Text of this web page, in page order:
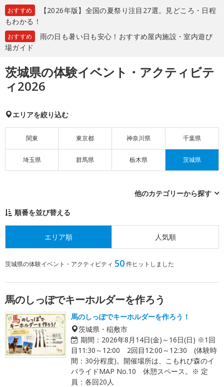
おすすめ
【2026年版】全国の夏祭り注目27選。見どころ・日程
もわかる！
おすすめ
雨の日も暑い日も安心！おすすめ屋内施設・室内遊び
場ガイド
茨城県の体験イベント・アクティビテ
ィ2026
エリアを絞り込む
関東 東京都 神奈川県 千葉県
埼玉県 群馬県 栃木県 茨城県
他のカテゴリーから探す
順番を並び替える
エリア順 人気順
茨城県の体験イベント・アクティビティ 50件ヒットしました
馬のしっぽでキーホルダーを作ろう
馬のしっぽでキーホルダーを作ろう！
茨城県・稲敷市
期間： 2026年8月14日(金)～16日(日) ※1回
目11:30～12:00 2回目12:00～12:30 (体験時
間：30分程度)。開催場所は、こもれび森のイ
バライドMAP No.10 休憩スペース。※ 定
員：各回20人